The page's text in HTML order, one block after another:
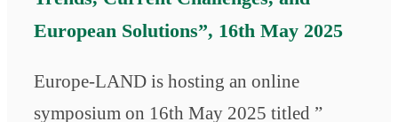
European Solutions”, 16th May 2025
Europe-LAND is hosting an online
symposium on 16th May 2025 titled ”